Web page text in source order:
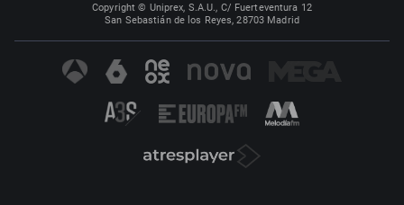
Copyright © Uniprex, S.A.U., C/ Fuerteventura 12
San Sebastián de los Reyes, 28703 Madrid